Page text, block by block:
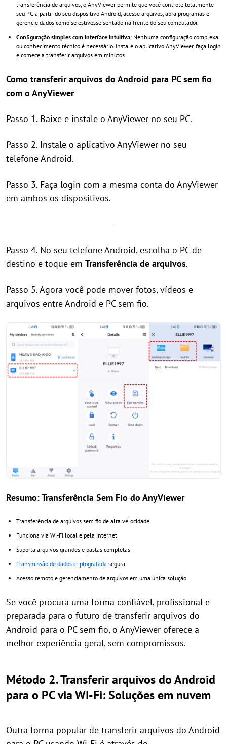
transferência de arquivos, o AnyViewer permite que você controle totalmente
seu PC a partir do seu dispositivo Android, acesse arquivos, abra programas e
gerencie dados como se estivesse sentado na frente do seu computador.
Configuração simples com interface intuitiva: Nenhuma configuração complexa
ou conhecimento técnico é necessário. Instale o aplicativo AnyViewer, faça login
e comece a transferir arquivos em minutos.
Como transferir arquivos do Android para PC sem fio
com o AnyViewer
Passo 1. Baixe e instale o AnyViewer no seu PC.
Passo 2. Instale o aplicativo AnyViewer no seu
telefone Android.
Passo 3. Faça login com a mesma conta do AnyViewer
em ambos os dispositivos.
Passo 4. No seu telefone Android, escolha o PC de
destino e toque em Transferência de arquivos.
Passo 5. Agora você pode mover fotos, vídeos e
arquivos entre Android e PC sem fio.
Resumo: Transferência Sem Fio do AnyViewer
Transferência de arquivos sem fio de alta velocidade
Funciona via Wi-Fi local e pela internet
Suporta arquivos grandes e pastas completas
Transmissão de dados criptografada segura
Acesso remoto e gerenciamento de arquivos em uma única solução
Se você procura uma forma confiável, profissional e
preparada para o futuro de transferir arquivos do
Android para o PC sem fio, o AnyViewer oferece a
melhor experiência geral, sem compromissos.
Método 2. Transferir arquivos do Android
para o PC via Wi-Fi: Soluções em nuvem
Outra forma popular de transferir arquivos do Android